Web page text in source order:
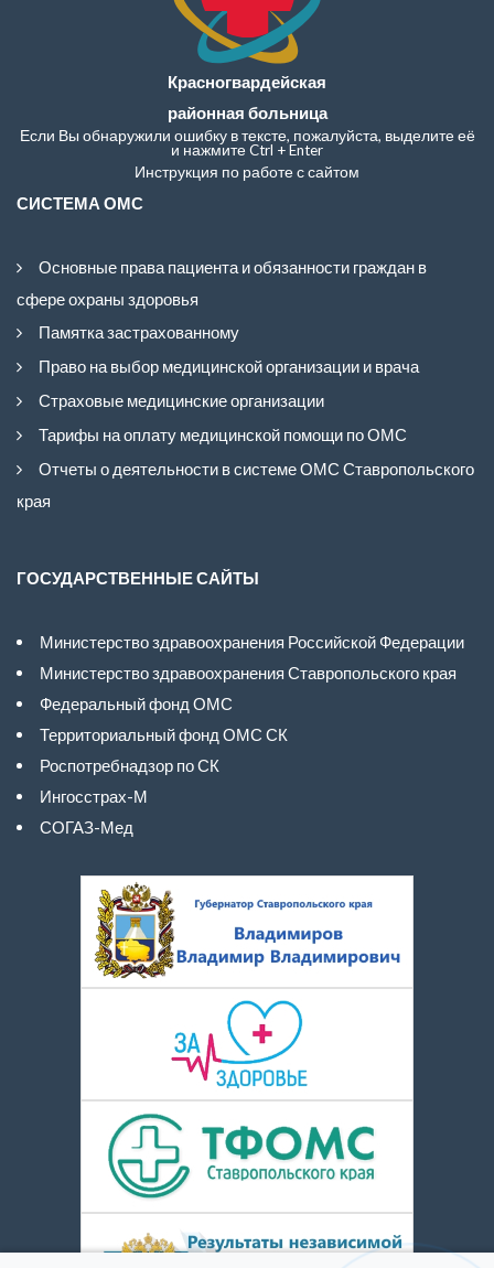
Красногвардейская
районная больница
Если Вы обнаружили ошибку в тексте, пожалуйста, выделите её
и нажмите Ctrl + Enter
Инструкция по работе с сайтом
СИСТЕМА ОМС
Основные права пациента и обязанности граждан в
сфере охраны здоровья
Памятка застрахованному
Право на выбор медицинской организации и врача
Страховые медицинские организации
Тарифы на оплату медицинской помощи по ОМС
Отчеты о деятельности в системе ОМС Ставропольского
края
ГОСУДАРСТВЕННЫЕ САЙТЫ
Министерство здравоохранения Российской Федерации
Министерство здравоохранения Ставропольского края
Федеральный фонд ОМС
Территориальный фонд ОМС СК
Роспотребнадзор по СК
Ингосстрах-М
СОГАЗ-Мед